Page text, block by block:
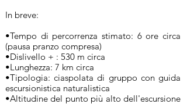
In breve:
•Tempo di percorrenza stimato: 6 ore circa
(pausa pranzo compresa)
•Dislivello + : 530 m circa
•Lunghezza: 7 km circa
•Tipologia: ciaspolata di gruppo con guida
escursionistica naturalistica
•Altitudine del punto più alto dell'escursione